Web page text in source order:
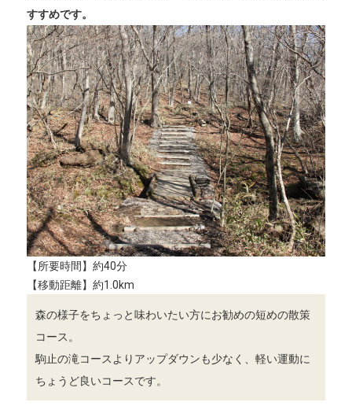
すすめです。
【所要時間】約40分
【移動距離】約1.0km
森の様子をちょっと味わいたい方にお勧めの短めの散策
コース。
駒止の滝コースよりアップダウンも少なく、軽い運動に
ちょうど良いコースです。